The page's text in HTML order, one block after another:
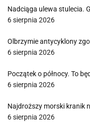
Nadciąga ulewa stulecia.
6 sierpnia 2026
Olbrzymie antycyklony
6 sierpnia 2026
Początek o północy. To
6 sierpnia 2026
Najdroższy morski kranik
6 sierpnia 2026